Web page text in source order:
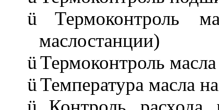
ü
Термоконтроль
маслостанции)
üТермоконтроль
üТемпература масла